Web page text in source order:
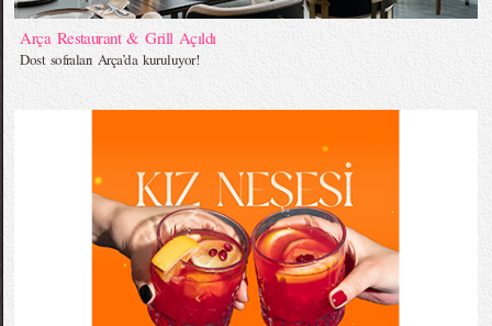
Arça Restaurant & Grill Açıldı
Dost sofraları Arça’da kuruluyor!